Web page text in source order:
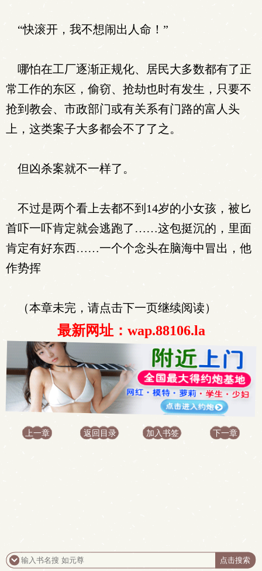
“快滚开，我不想闹出人命！”
哪怕在工厂逐渐正规化、居民大多数都有了正
常工作的东区，偷窃、抢劫也时有发生，只要不
抢到教会、市政部门或有关系有门路的富人头
上，这类案子大多都会不了了之。
但凶杀案就不一样了。
不过是两个看上去都不到14岁的小女孩，被匕
首吓一吓肯定就会逃跑了……这包挺沉的，里面
肯定有好东西……一个个念头在脑海中冒出，他
作势挥
（本章未完，请点击下一页继续阅读）
最新网址：wap.88106.la
上一章 返回目录 加入书签 下一章